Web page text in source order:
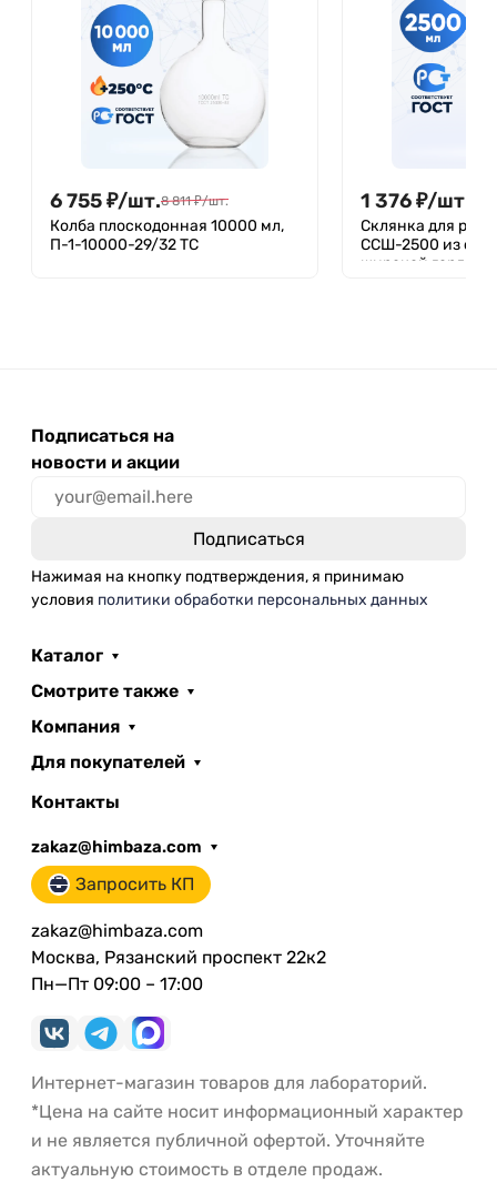
6 755₽/шт.8 811 ₽/шт.
Колба плоскодонная 10000 мл,
П-1-10000-29/32 ТС
1 376₽/шт.
Склянка для
ССШ-2500 из
широкой
Подписаться на
новости и акции
Нажимая на кнопку подтверждения, я принимаю
условия политики обработки персональных данных
Каталог
Смотрите также
Компания
Для покупателей
Контакты
zakaz@himbaza.com
Запросить КП
zakaz@himbaza.com
Москва, Рязанский проспект 22к2
Пн—Пт 09:00 – 17:00
Интернет-магазин товаров для лабораторий.
*Цена на сайте носит информационный характер
и не является публичной офертой. Уточняйте
актуальную стоимость в отделе продаж.